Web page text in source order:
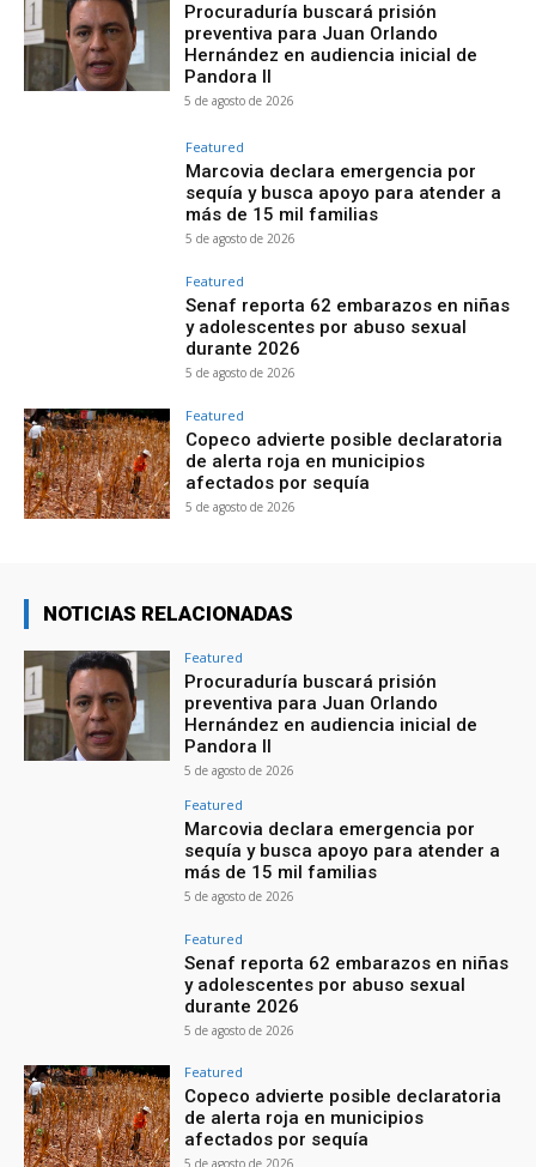
Procuraduría buscará prisión
preventiva para Juan Orlando
Hernández en audiencia inicial de
Pandora II
5 de agosto de 2026
Featured
Marcovia declara emergencia por
sequía y busca apoyo para atender a
más de 15 mil familias
5 de agosto de 2026
Featured
Senaf reporta 62 embarazos en niñas
y adolescentes por abuso sexual
durante 2026
5 de agosto de 2026
Featured
Copeco advierte posible declaratoria
de alerta roja en municipios
afectados por sequía
5 de agosto de 2026
NOTICIAS RELACIONADAS
Featured
Procuraduría buscará prisión
preventiva para Juan Orlando
Hernández en audiencia inicial de
Pandora II
5 de agosto de 2026
Featured
Marcovia declara emergencia por
sequía y busca apoyo para atender a
más de 15 mil familias
5 de agosto de 2026
Featured
Senaf reporta 62 embarazos en niñas
y adolescentes por abuso sexual
durante 2026
5 de agosto de 2026
Featured
Copeco advierte posible declaratoria
de alerta roja en municipios
afectados por sequía